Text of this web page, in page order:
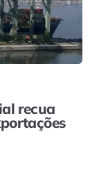
recua